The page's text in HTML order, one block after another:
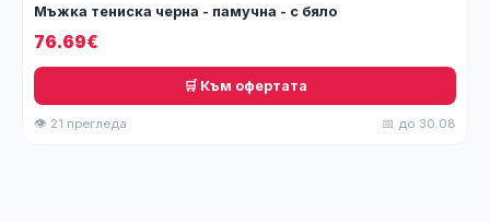
Мъжка тениска черна - памучна - с бяло
76.69€
🛒 Към офертата
👁 21 прегледа 📅 до 30.08